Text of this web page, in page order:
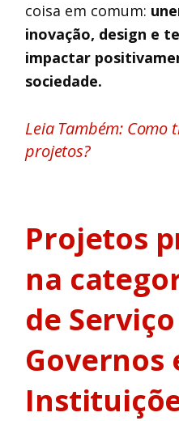
coisa em comum:
inovação, design e
impactar
sociedade.
Leia Também:
projetos?
Projetos
na
de
Governos